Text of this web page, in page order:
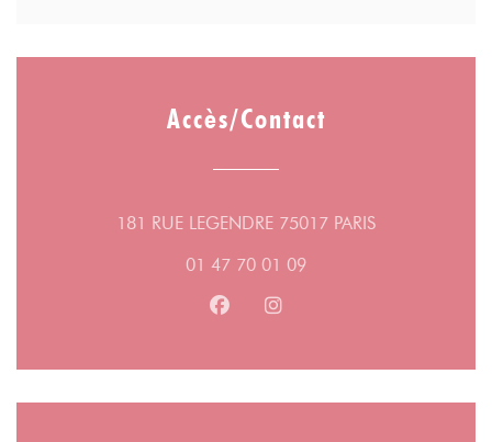
Accès/Contact
181 RUE LEGENDRE 75017 PARIS((ouvre une
01 47 70 01 09
Facebook ((ouvre une nouvelle
Instagram ((ouvre une